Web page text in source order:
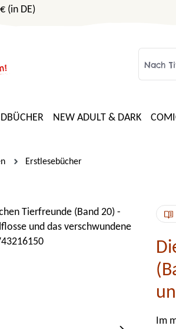
(in DE)
NEW ADULT & DARK
Erstlesebücher
Im